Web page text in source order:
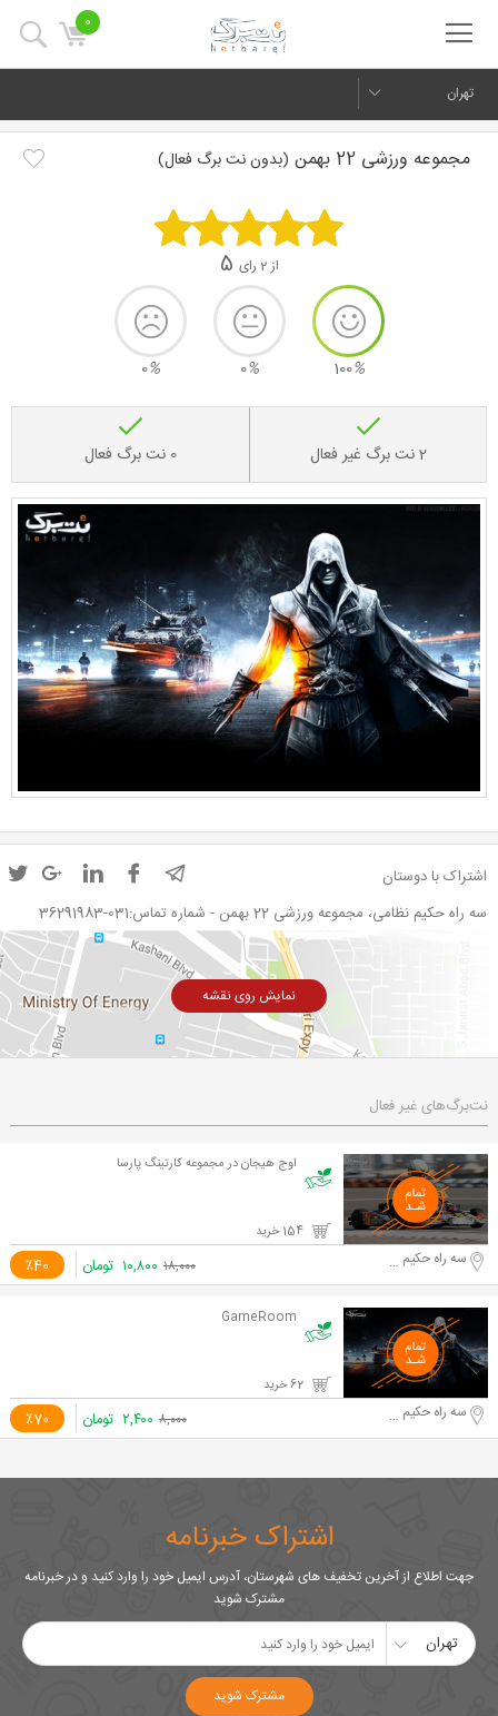
0
تهران
مجموعه ورزشی 22 بهمن (بدون نت برگ فعال)
از 2 رای 5
100%
0%
0%
2 نت برگ غیر فعال 0 نت برگ فعال
اشتراک با دوستان
سه راه حکیم نظامی، مجموعه ورزشی 22 بهمن - شماره تماس:031-36291983
نمایش روی نقشه
نت‌برگ‌های غیر فعال
اوج هیجان در مجموعه کارتینگ پارسا
٪40 سه راه حکیم نظامی ۱۸,۰۰۰ ۱۰,۸۰۰ تومان
GameRoom
٪70 سه راه حکیم نظامی ۸,۰۰۰ ۲,۴۰۰ تومان
اشتراک خبرنامه
جهت اطلاع از آخرین تخفیف های شهرستان، آدرس ایمیل خود را وارد کنید و در خبرنامه
مشترک شوید
تهران
مشترک شوید